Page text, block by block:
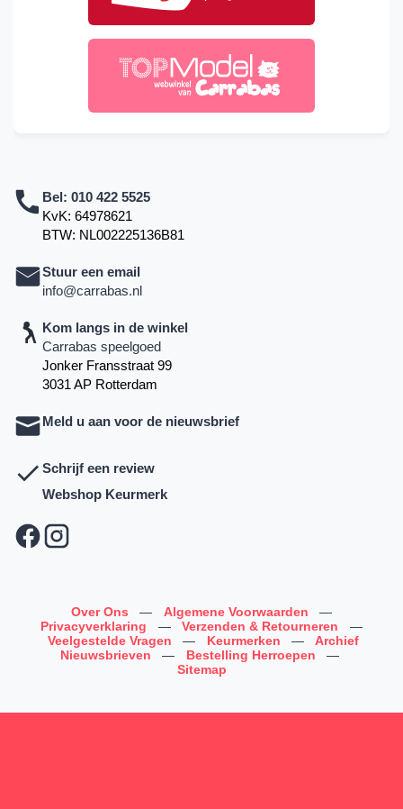
Bel: 010 422 5525
KvK: 64978621
BTW: NL002225136B81
Stuur een email
info@carrabas.nl
Kom langs in de winkel
Carrabas speelgoed
Jonker Fransstraat 99
3031 AP Rotterdam
Meld u aan voor de nieuwsbrief
Schrijf een review
Webshop Keurmerk
Over Ons — Algemene Voorwaarden
—
Privacyverklaring
— Verzenden & Retourneren
—
Veelgestelde Vragen
— Keurmerken —
Archief
Nieuwsbrieven
— Bestelling Herroepen
—
Sitemap